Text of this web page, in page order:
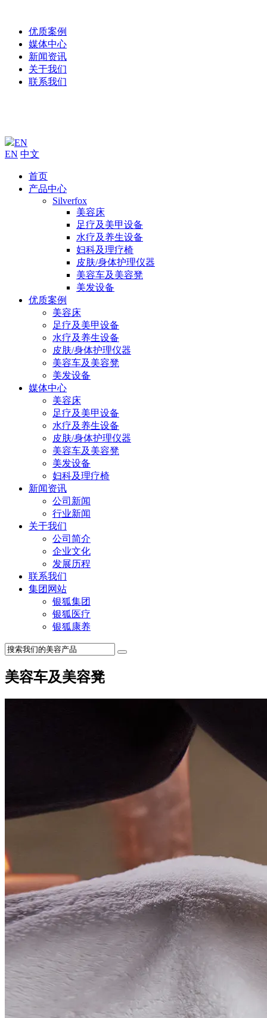
优质案例
媒体中心
新闻资讯
关于我们
联系我们
EN
EN 中文
首页
产品中心
Silverfox
美容床
足疗及美甲设备
水疗及养生设备
妇科及理疗椅
皮肤/身体护理仪器
美容车及美容凳
美发设备
优质案例
美容床
足疗及美甲设备
水疗及养生设备
皮肤/身体护理仪器
美容车及美容凳
美发设备
媒体中心
美容床
足疗及美甲设备
水疗及养生设备
皮肤/身体护理仪器
美容车及美容凳
美发设备
妇科及理疗椅
新闻资讯
公司新闻
行业新闻
关于我们
公司简介
企业文化
发展历程
联系我们
集团网站
银狐集团
银狐医疗
银狐康养
美容车及美容凳